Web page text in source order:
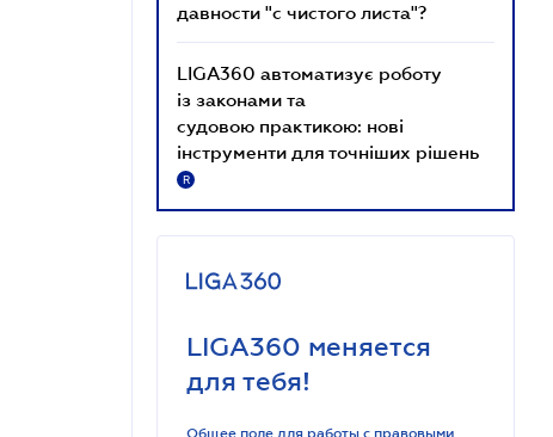
давности "с чистого листа"?
LIGA360 автоматизує роботу
із законами та
судовою практикою: нові
інструменти для точніших рішень
R
LIGA360 меняется
для тебя!
Общее поле для работы с правовыми,